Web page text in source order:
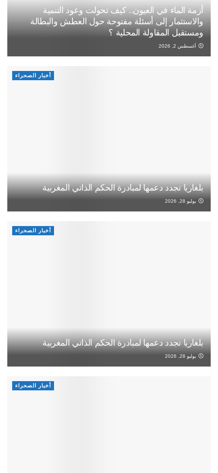
أزمة الماء في العيون.. كيف تحولت وعود التنمية
والاستثمار إلى أسئلة مفتوحة حول العطش والبطالة
ومستقبل المقاولة المحلية ؟
أغسطس 2, 2026
أخبار الصحراء
بلغاريا تجدد دعمها لمبادرة الحكم الذاتي المغربية
يوليو 28, 2026
أخبار الصحراء
بلغاريا تجدد دعمها لمبادرة الحكم الذاتي المغربية
يوليو 28, 2026
أخبار الصحراء